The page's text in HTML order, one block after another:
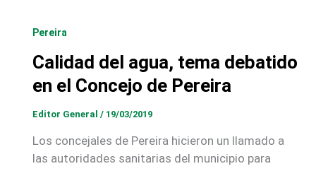
Pereira
Calidad del agua, tema debatido
en el Concejo de Pereira
Editor General / 19/03/2019
Los concejales de Pereira hicieron un llamado a
las autoridades sanitarias del municipio para